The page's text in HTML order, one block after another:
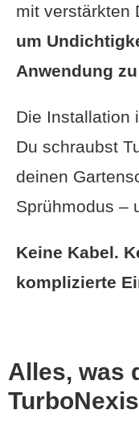
mit verstärkten
um
Anwendung
Die Installation
Du schraubst
deinen
Sprühmodus –
Keine Kabel.
komplizierte
Alles, was